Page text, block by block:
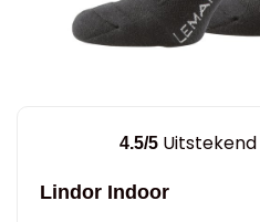
4.5/5 Uitstekend
Lindor Indoor